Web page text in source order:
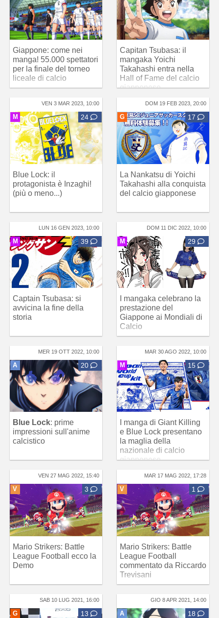
Giappone: come nei
manga! 55.000 spettatori
per la finale del torneo
liceale di calcio
Capitan Tsubasa: il
mangaka Yoichi
Takahashi entra nella
Hall of Fame del calcio
giapponese
VEN 3 MAR 2023, 10:00
M 24
Blue Lock: il
protagonista è Inzaghi!
(più o meno...)
DOM 19 FEB 2023, 20:00
G 17
La Nankatsu di Yoichi
Takahashi alla conquista
del calcio giapponese
LUN 16 GEN 2023, 10:00
M 39
Captain Tsubasa: si
avvicina la fine della
storia
DOM 11 DIC 2022, 10:00
M 29
I mangaka celebrano la
prestazione del
Giappone ai Mondiali di
Calcio
MER 19 OTT 2022, 10:00
A 20
Blue Lock: prime
impressioni sull'anime
calcistico
MAR 30 AGO 2022, 10:00
M 15
I manga di Giant Killing
e Blue Lock presentano
la maglia della
nazionale di calcio
giapponese
VEN 27 MAG 2022, 15:40
V 3
Mario Strikers: Battle
League Football ecco la
Demo
MAR 17 MAG 2022, 17:28
V 1
Mario Strikers: Battle
League Football
commentato da Riccardo
Trevisani
SAB 10 LUG 2021, 16:00
G 13
GIO 8 APR 2021, 14:00
A 18